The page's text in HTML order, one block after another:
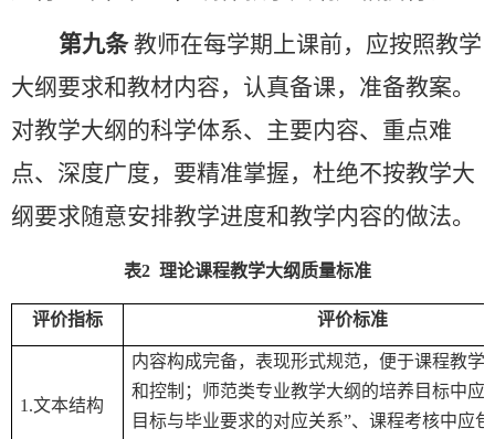
第九条 教师在每学期上课前，应按照教学
大纲要求和教材内容，认真备课，准备教案。
对教学大纲的科学体系、主要内容、重点难
点、深度广度，要精准掌握，杜绝不按教学大
纲要求随意安排教学进度和教学内容的做法。
表2 理论课程教学大纲质量标准
评价指标 评价标准
1.文本结构
内容构成完备，表现形式规范，便于课程教学
和控制；师范类专业教学大纲的培养目标中应
目标与毕业要求的对应关系”、课程考核中应